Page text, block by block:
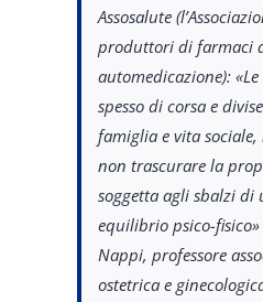
Assosalute
produttori di farmaci
automedicazione):
spesso di corsa e
famiglia e vita
non trascurare la
soggetta agli sbalzi di
equilibrio psico-fisico»
Nappi, professore
ostetrica e